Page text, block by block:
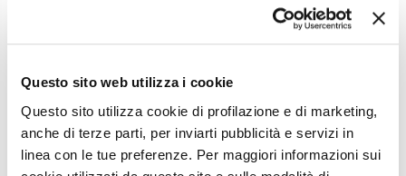
Questo sito web utilizza i cookie
Questo sito utilizza cookie di profilazione e di marketing,
anche di terze parti, per inviarti pubblicità e servizi in
linea con le tue preferenze. Per maggiori informazioni sui
Copernicus per l’innovazione in agricoltura
Venerdì 13 novembre dalle ore 10 alle 11, room 2
Relatore: Bernardo De Bernardinis,
registrati